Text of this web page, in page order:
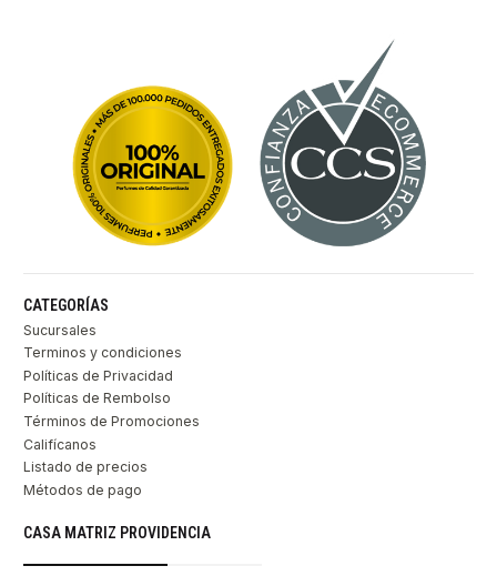
CATEGORÍAS
Sucursales
Terminos y condiciones
Políticas de Privacidad
Políticas de Rembolso
Términos de Promociones
Califícanos
Listado de precios
Métodos de pago
CASA MATRIZ PROVIDENCIA